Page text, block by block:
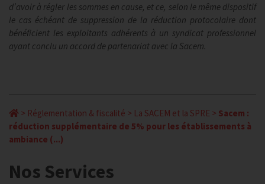
d’avoir à régler les sommes en cause, et ce, selon le même dispositif
le cas échéant de suppression de la réduction protocolaire dont
bénéficient les exploitants adhérents à un syndicat professionnel
ayant conclu un accord de partenariat avec la Sacem.
> Réglementation & fiscalité > La SACEM et la SPRE > Sacem :
réduction supplémentaire de 5% pour les établissements à
ambiance (...)
Nos Services